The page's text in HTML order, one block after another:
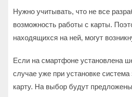
Нужно учитывать, что не все
возможность работы с карты.
находящихся на ней, могут
Если на смартфоне установлена
случае уже при установке
карту. На выбор будут